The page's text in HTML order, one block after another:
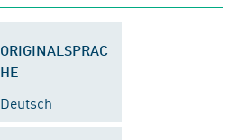
ORIGINALSPRAC
HE
Deutsch